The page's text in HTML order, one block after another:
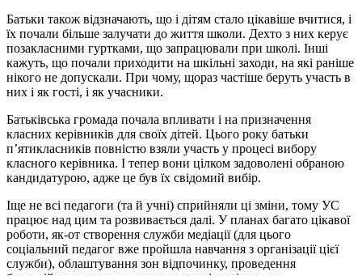
Батьки також відзначають, що і дітям стало цікавіше вчитися, і
їх почали більше залучати до життя школи. Дехто з них керує
позакласними гуртками, що запрацювали при школі. Інші
кажуть, що почали приходити на шкільні заходи, на які раніше
нікого не допускали. При чому, щораз частіше беруть участь в
них і як гості, і як учасники.
Батьківська громада почала впливати і на призначення
класних керівників для своїх дітей. Цього року батьки
п’ятикласників повністю взяли участь у процесі вибору
класного керівника. І тепер вони цілком задоволені обраною
кандидатурою, адже це був їх свідомий вибір.
Іще не всі педагоги (та й учні) сприйняли ці зміни, тому УС
працює над цим та розвивається далі. У планах багато цікавої
роботи, як-от створення служби медіації (для цього
соціальний педагог вже пройшла навчання з організації цієї
служби), облаштування зон відпочинку, проведення